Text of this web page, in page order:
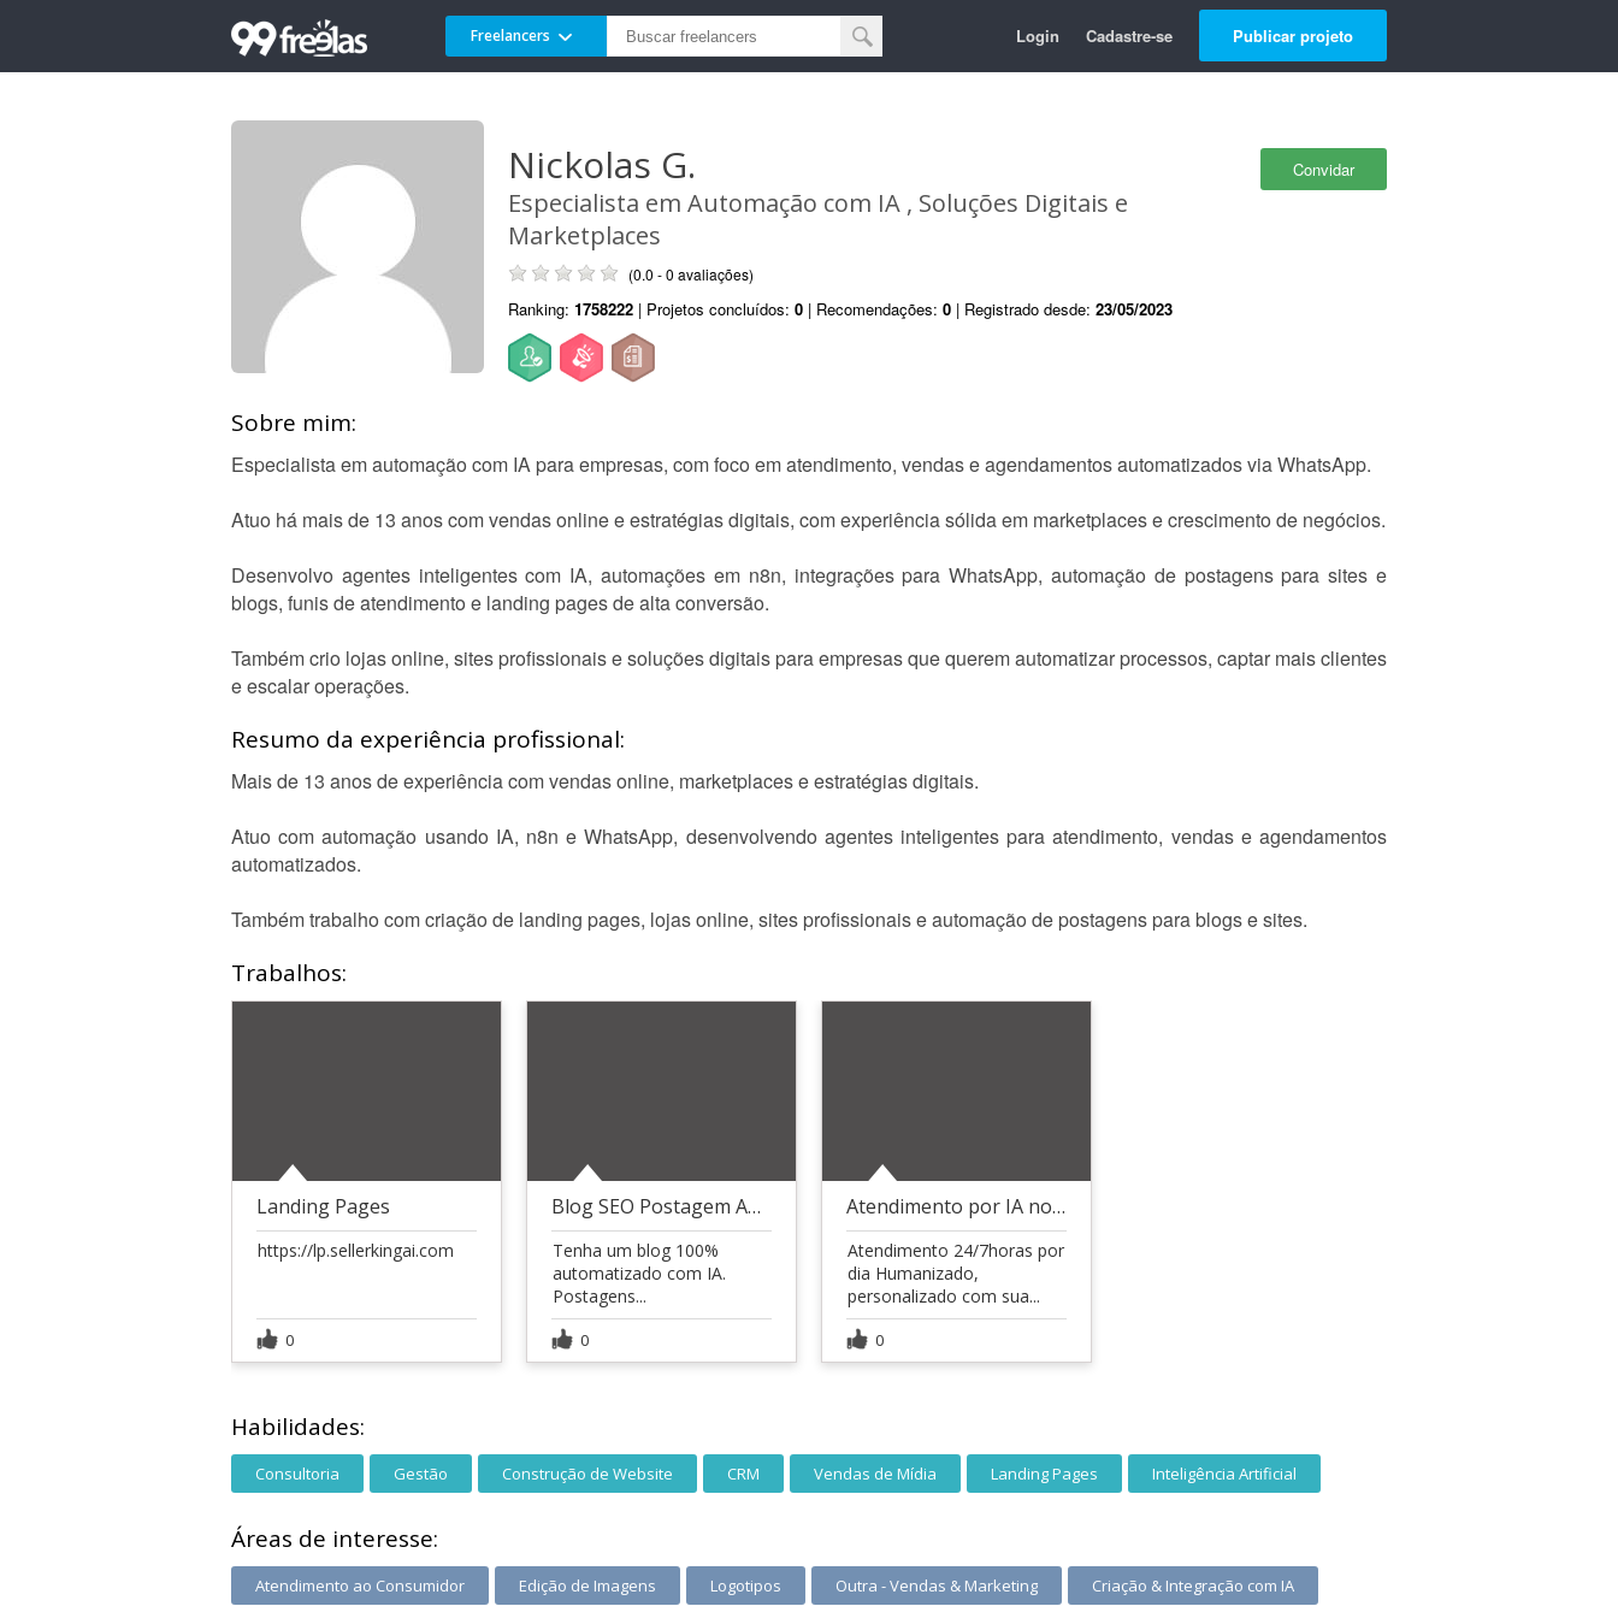
Freelancers Login Cadastre-se Publicar projeto
Convidar
Nickolas G.
Especialista em Automação com IA , Soluções Digitais e
Marketplaces
(0.0 - 0 avaliações)
Ranking: 1758222 | Projetos concluídos: 0 | Recomendações: 0 | Registrado desde: 23/05/2023
Sobre mim:
Especialista em automação com IA para empresas, com foco em atendimento, vendas e agendamentos automatizados via WhatsApp.
Atuo há mais de 13 anos com vendas online e estratégias digitais, com experiência sólida em marketplaces e crescimento de negócios.
Desenvolvo agentes inteligentes com IA, automações em n8n, integrações para WhatsApp, automação de postagens para sites e
blogs, funis de atendimento e landing pages de alta conversão.
Também crio lojas online, sites profissionais e soluções digitais para empresas que querem automatizar processos, captar mais clientes
e escalar operações.
Resumo da experiência profissional:
Mais de 13 anos de experiência com vendas online, marketplaces e estratégias digitais.
Atuo com automação usando IA, n8n e WhatsApp, desenvolvendo agentes inteligentes para atendimento, vendas e agendamentos
automatizados.
Também trabalho com criação de landing pages, lojas online, sites profissionais e automação de postagens para blogs e sites.
Trabalhos:
Landing Pages
https://lp.sellerkingai.com
0
Blog SEO Postagem Automáticas com IA n8n
Tenha um blog 100%
automatizado com IA.
Postagens...
0
Atendimento por IA no WhatsApp
Atendimento 24/7horas por
dia Humanizado,
personalizado com sua...
0
Habilidades:
Consultoria Gestão Construção de Website CRM Vendas de Mídia Landing Pages Inteligência Artificial
Áreas de interesse:
Atendimento ao Consumidor Edição de Imagens Logotipos Outra - Vendas & Marketing Criação & Integração com IA